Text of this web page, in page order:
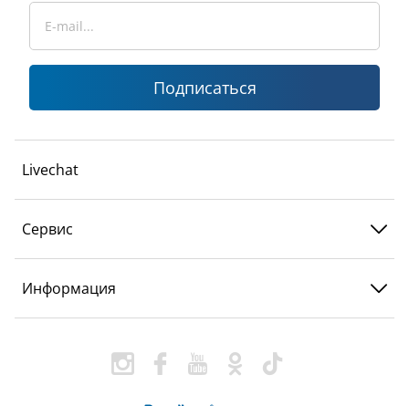
Подписаться
Livechat
Сервис
Информация